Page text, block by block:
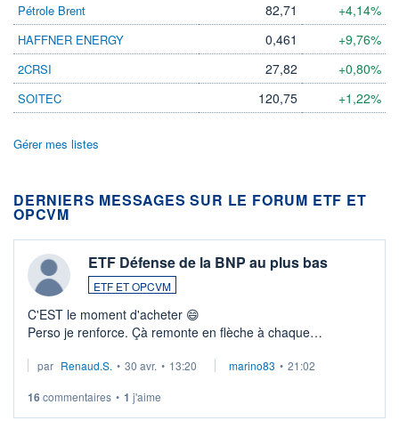
Pétrole Brent 82,71 +4,14%
HAFFNER ENERGY 0,461 +9,76%
2CRSI 27,82 +0,80%
SOITEC 120,75 +1,22%
Gérer mes listes
DERNIERS MESSAGES SUR LE FORUM ETF ET
OPCVM
ETF Défense de la BNP au plus bas
ETF ET OPCVM
C'EST le moment d'acheter 😄​
Perso je renforce. Çà remonte en flèche à chaque
Investissement long terme tip top pour sa retraite.
par Renaud.S. • 30 avr. • 13:20 marino83 • 21:02
16commentaires • 1 j'aime